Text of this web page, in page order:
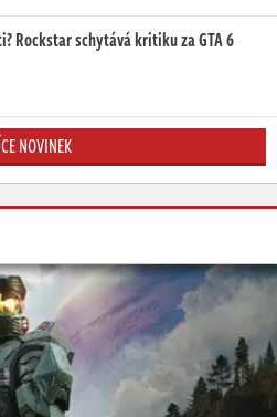
Rockstar schytává kritiku za GTA 6
NOVINEK